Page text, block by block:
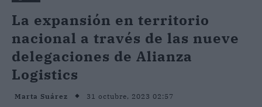
La expansión en territorio
nacional a través de las nueve
delegaciones de Alianza
Logistics
Marta Suárez 31 octubre, 2023 02:57